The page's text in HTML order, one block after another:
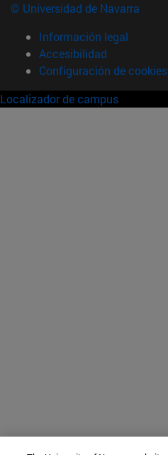
© Universidad de Navarra
Información legal
Accesibilidad
Configuración de cookies
Localizador de campus